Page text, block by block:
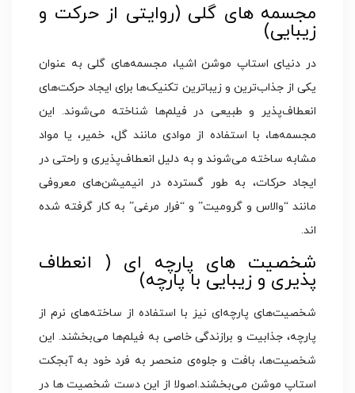
مجسمه‌ های گلی (روایتی از حرکت و
زیبایی)
در دنیای استاپ موشن اشیا، مجسمه‌های گلی به عنوان
یکی از جذاب‌ترین و زیباترین تکنیک‌ها برای ایجاد حرکت‌های
انعطاف‌پذیر و طبیعی در فیلم‌ها شناخته می‌شوند. این
مجسمه‌ها، با استفاده از موادی مانند گل، خمیر، یا مواد
مشابه ساخته می‌شوند و به دلیل انعطاف‌پذیری و راحتی در
ایجاد حرکات، به طور گسترده در انیمیشن‌های معروفی
مانند “والاس و گرومیت” و “فرار مرغی” به کار گرفته شده
اند.
شخصیت‌ های پارچه‌ ای ( انعطاف
پذیری و زیبایی با پارچه)
شخصیت‌های پارچه‌ای نیز با استفاده از ساخته‌های نرم از
پارچه، جذابیت و برازندگی خاصی به فیلم‌ها می‌بخشند. این
شخصیت‌ها، بافت و جلوه‌ی منحصر به فرد خود به آبجکت
استاپ موشن می‌بخشند.اصولا از این دست شخصیت ها در